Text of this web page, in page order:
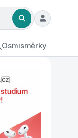
Osmisměrky